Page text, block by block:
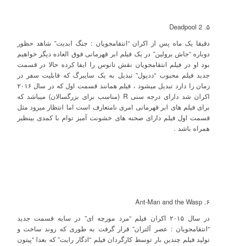
۵. Deadpool 2
دقیقا یک ماه پس از اکران “انتقامجویان : جنگ ابدیت” شاهد حظور
دوباره “جاش برولین” در یک فیلم ابر قهرمانی فوق العاده دیگر خواهیم
بود او در فیلم انتقامجویان نقش تانوس را ایفا کرده حالا در قسمت
جدید فیلم محبوب “ددپول” تبدیل به یک سایبرگ که قابلیت سفر در
زمان را دارد تبدیل میشود ، فیلم همانند قسمت اول که در سال ۲۰۱۶
اکران شد دارای درجه سنی R (مناسب برای بزرگسالان) میباشد که
برای فیلم های ابر قهرمانی امری نامتعارف است اما انتظار میرود مثل
قسمت اول فیلم دارای صحنه های خشونت آمیز توام با کمدی بینظیر
همراه باشد .
۶. Ant-Man and the Wasp
در سال ۲۰۱۵ اکران فیلم “مرد مورچه ای” در سایه قسمت جدید
“انتقامجویان : عصر آلتران” قرار گرفت به طوری که روند ساخت و
تولید فیلم چندین بار توسط کارگردان فیلم “ادگار رایت” که بعدا “پیتون